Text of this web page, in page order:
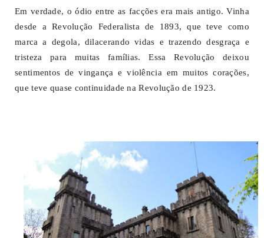
Em verdade, o ódio entre as facções era mais antigo. Vinha
desde a Revolução Federalista de 1893, que teve como
marca a degola, dilacerando vidas e trazendo desgraça e
tristeza para muitas famílias. Essa Revolução deixou
sentimentos de vingança e violência em muitos corações,
que teve quase continuidade na Revolução de 1923.